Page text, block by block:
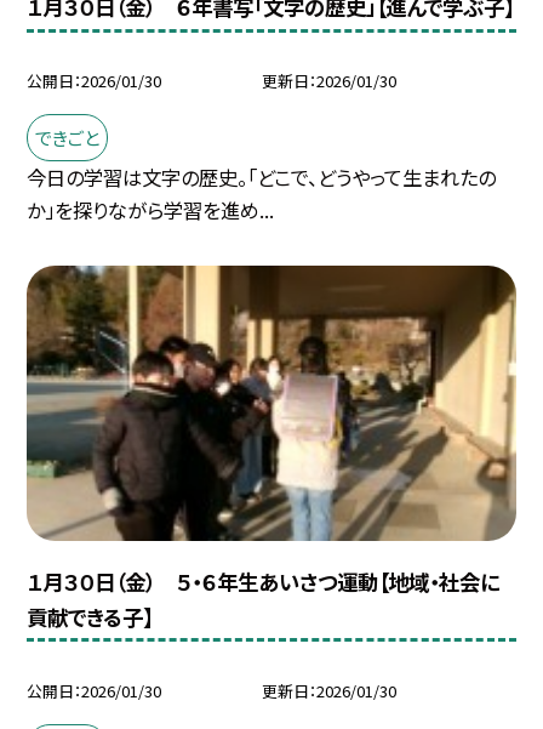
１月３０日（金） ６年書写「文字の歴史」【進んで学ぶ子】
公開日 2026/01/30 更新日 2026/01/30
できごと
今日の学習は文字の歴史。「どこで、どうやって生まれたの
か」を探りながら学習を進め...
１月３０日（金） ５・６年生あいさつ運動【地域・社会に
貢献できる子】
公開日 2026/01/30 更新日 2026/01/30